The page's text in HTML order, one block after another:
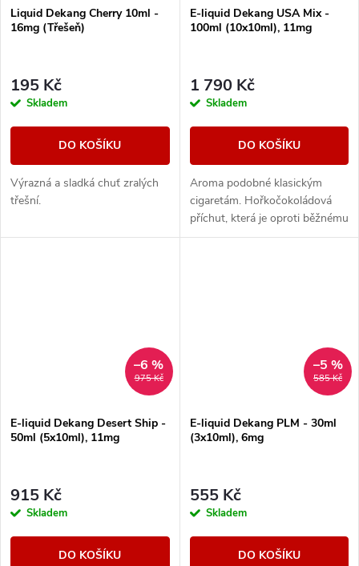
Liquid Dekang Cherry 10ml -
16mg (Třešeň)
195 Kč
Skladem
DO KOŠÍKU
Výrazná a sladká chuť zralých
třešní.
E-liquid Dekang USA Mix -
100ml (10x10ml), 11mg
1 790 Kč
Skladem
DO KOŠÍKU
Aroma podobné klasickým
cigaretám. Hořkočokoládová
příchut, která je oproti běžnému
tabáku jemnější a nasládlejší. Z
975 Kč
–6 %
E-liquid Dekang Desert Ship -
50ml (5x10ml), 11mg
915 Kč
Skladem
DO KOŠÍKU
585 Kč
–5 %
E-liquid Dekang PLM - 30ml
(3x10ml), 6mg
555 Kč
Skladem
DO KOŠÍKU